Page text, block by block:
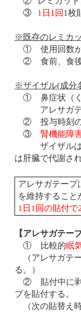
③
1 日 1回 1枚
※既存のレミカ
①
使用回数
②
食前、食
※ザイザル(成分
①
鼻症状（
アレサガテ
②
投与時刻
③
腎機能障
ザイザルは
は肝臓で代謝さ
アレサガテープ
を維持すること
1 日 1 回の貼付で
【アレサガテー
①
比較的眠
（アレサガテ
る。
）
②
貼付中に
プを貼付する。
（次の貼替え